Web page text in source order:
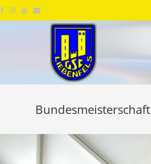
Bundesmeisterschaft